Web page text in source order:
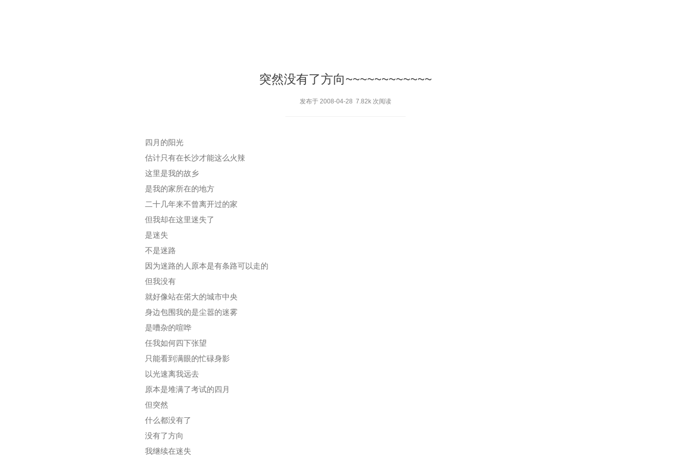
突然没有了方向~~~~~~~~~~~~
发布于 2008-04-28 7.82k 次阅读
四月的阳光
估计只有在长沙才能这么火辣
这里是我的故乡
是我的家所在的地方
二十几年来不曾离开过的家
但我却在这里迷失了
是迷失
不是迷路
因为迷路的人原本是有条路可以走的
但我没有
就好像站在偌大的城市中央
身边包围我的是尘嚣的迷雾
是嘈杂的喧哗
任我如何四下张望
只能看到满眼的忙碌身影
以光速离我远去
原本是堆满了考试的四月
但突然
什么都没有了
没有了方向
我继续在迷失